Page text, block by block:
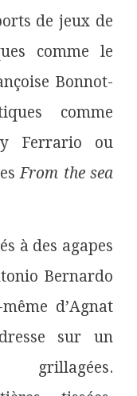
de jeux de
comme le
Bonnot-
comme
Ferrario ou
From the sea
à des agapes
Bernardo
d’Agnat
sur un